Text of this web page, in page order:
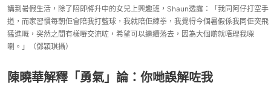
講到暑假生活，除了陪即將升中的女兒上興趣班，Shaun透露：「我同阿仔打空手
道，而家習慣每朝佢會陪我打籃球，我就陪佢練拳，我覺得今個暑假係我同佢突飛
猛進嘅，突然之間有樣嘢交流咗，希望可以繼續落去，因為大個啲就唔理我㗎
喇。」（鄧穎琪攝）
陳曉華解釋「勇氣」論：你哋誤解咗我